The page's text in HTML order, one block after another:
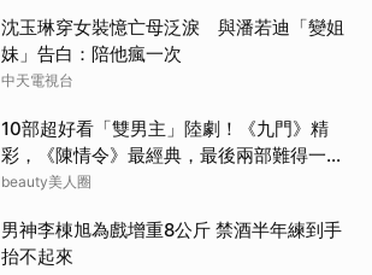
沈玉琳穿女裝憶亡母泛淚 與潘若迪「變姐
妹」告白：陪他瘋一次
中天電視台
10部超好看「雙男主」陸劇！《九門》精
彩，《陳情令》最經典，最後兩部難得一面
倒好評
beauty美人圈
男神李棟旭為戲增重8公斤 禁酒半年練到手
抬不起來